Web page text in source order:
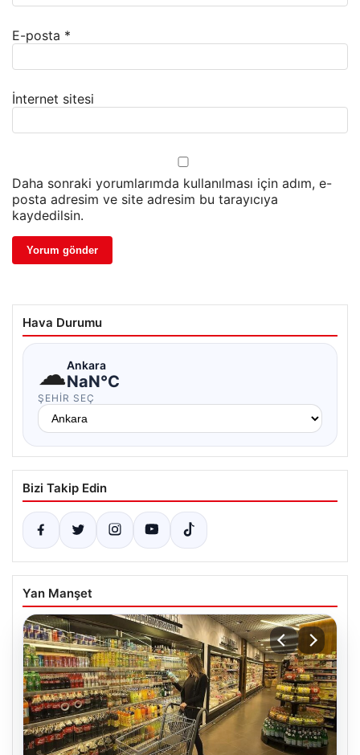
E-posta *
İnternet sitesi
Daha sonraki yorumlarımda kullanılması için adım, e-
posta adresim ve site adresim bu tarayıcıya
kaydedilsin.
Hava Durumu
☁Ankara
NaN°C
ŞEHIR SEÇ
Bizi Takip Edin
Yan Manşet